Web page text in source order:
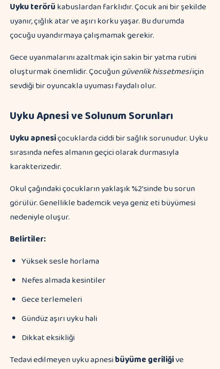
Uyku terörükabuslardan farklıdır. Çocuk ani bir şekilde
uyanır, çığlık atar ve aşırı korku yaşar. Bu durumda
çocuğu uyandırmaya çalışmamak gerekir.
Gece uyanmalarını azaltmak için sakin bir yatma rutini
oluşturmak önemlidir. Çocuğungüvenlik hissetmesiiçin
sevdiği bir oyuncakla uyuması faydalı olur.
Uyku Apnesi ve Solunum Sorunları
Uyku apnesiçocuklarda ciddi bir sağlık sorunudur. Uyku
sırasında nefes almanın geçici olarak durmasıyla
karakterizedir.
Okul çağındaki çocukların yaklaşık %2'sinde bu sorun
görülür. Genellikle bademcik veya geniz eti büyümesi
nedeniyle oluşur.
Belirtiler:
Yüksek sesle horlama
Nefes almada kesintiler
Gece terlemeleri
Gündüz aşırı uyku hali
Dikkat eksikliği
Tedavi edilmeyen uyku apnesibüyüme geriliğive